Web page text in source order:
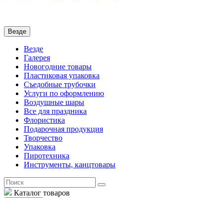
Везде
Везде
Галерея
Новогодние товары
Пластиковая упаковка
Съедобные трубочки
Услуги по оформлению
Воздушные шары
Все для праздника
Флористика
Подарочная продукция
Творчество
Упаковка
Пиротехника
Инструменты, канцтовары
Каталог товаров